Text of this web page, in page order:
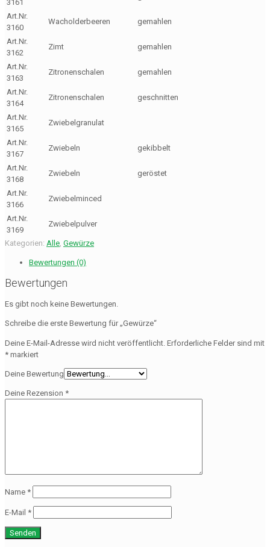
3161
Art.Nr.
3160
Wacholderbeeren gemahlen
Art.Nr.
3162
Zimt gemahlen
Art.Nr.
3163
Zitronenschalen gemahlen
Art.Nr.
3164
Zitronenschalen geschnitten
Art.Nr.
3165
Zwiebelgranulat
Art.Nr.
3167
Zwiebeln gekibbelt
Art.Nr.
3168
Zwiebeln geröstet
Art.Nr.
3166
Zwiebelminced
Art.Nr.
3169
Zwiebelpulver
Kategorien: Alle, Gewürze
Bewertungen (0)
Bewertungen
Es gibt noch keine Bewertungen.
Schreibe die erste Bewertung für „Gewürze“
Deine E-Mail-Adresse wird nicht veröffentlicht. Erforderliche Felder sind mit
* markiert
Deine Bewertung
Deine Rezension *
Name *
E-Mail *